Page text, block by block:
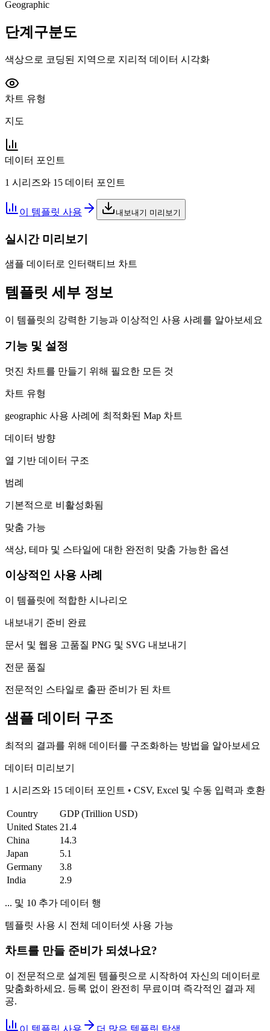
Geographic
단계구분도
색상으로 코딩된 지역으로 지리적 데이터 시각화
차트 유형
지도
데이터 포인트
1 시리즈와 15 데이터 포인트
이 템플릿 사용 내보내기 미리보기
실시간 미리보기
샘플 데이터로 인터랙티브 차트
템플릿 세부 정보
이 템플릿의 강력한 기능과 이상적인 사용 사례를 알아보세요
기능 및 설정
멋진 차트를 만들기 위해 필요한 모든 것
차트 유형
geographic 사용 사례에 최적화된 Map 차트
데이터 방향
열 기반 데이터 구조
범례
기본적으로 비활성화됨
맞춤 가능
색상, 테마 및 스타일에 대한 완전히 맞춤 가능한 옵션
이상적인 사용 사례
이 템플릿에 적합한 시나리오
내보내기 준비 완료
문서 및 웹용 고품질 PNG 및 SVG 내보내기
전문 품질
전문적인 스타일로 출판 준비가 된 차트
샘플 데이터 구조
최적의 결과를 위해 데이터를 구조화하는 방법을 알아보세요
데이터 미리보기
1 시리즈와 15 데이터 포인트 • CSV, Excel 및 수동 입력과 호환
Country
GDP (Trillion USD)
United States 21.4
China
14.3
Japan
5.1
Germany
3.8
India
2.9
... 및 10 추가 데이터 행
템플릿 사용 시 전체 데이터셋 사용 가능
차트를 만들 준비가 되셨나요?
이 전문적으로 설계된 템플릿으로 시작하여 자신의 데이터로
맞춤화하세요. 등록 없이 완전히 무료이며 즉각적인 결과 제
공.